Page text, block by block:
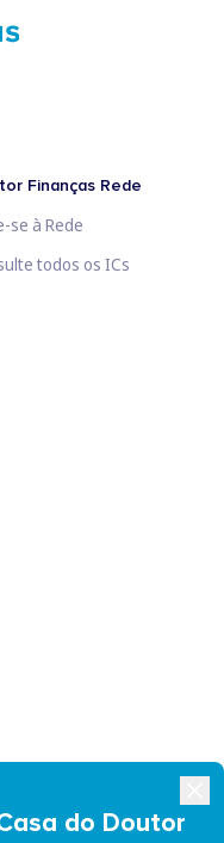
do Doutor
Finanças Rede
se à Rede
todos os ICs